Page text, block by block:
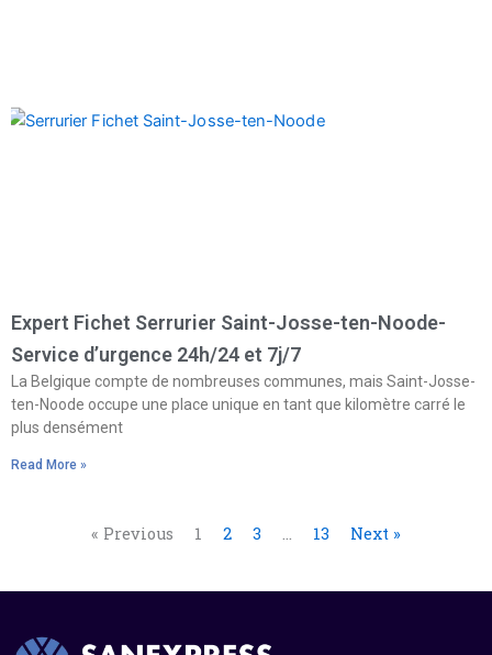
Expert Fichet Serrurier Saint-Josse-ten-Noode-
Service d’urgence 24h/24 et 7j/7
La Belgique compte de nombreuses communes, mais Saint-Josse-
ten-Noode occupe une place unique en tant que kilomètre carré le
plus densément
Read More »
« Previous 1 2 3 … 13 Next »